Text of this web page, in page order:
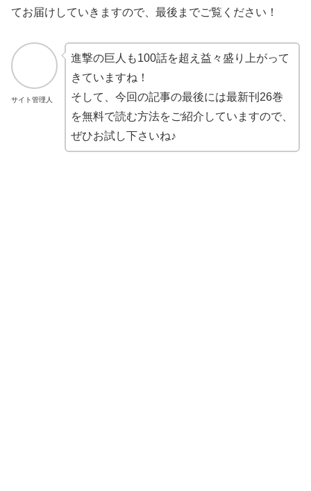
てお届けしていきますので、最後までご覧ください！
サイト管理人
進撃の巨人も100話を超え益々盛り上がって
きていますね！
そして、今回の記事の最後には最新刊26巻
を無料で読む方法をご紹介していますので、
ぜひお試し下さいね♪